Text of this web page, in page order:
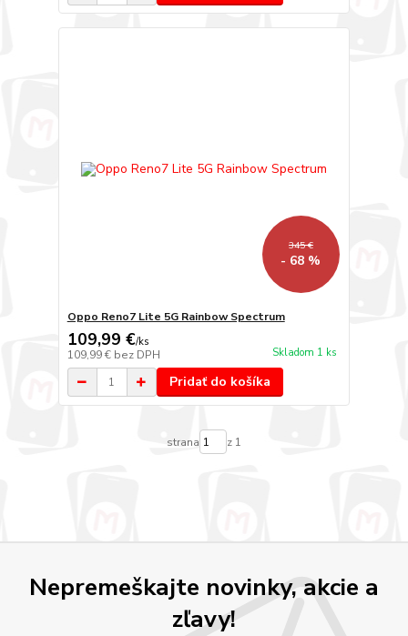
345 €
- 68 %
Oppo Reno7 Lite 5G Rainbow Spectrum
109,99 €/ks
109,99 € bez DPH Skladom 1 ks
Pridať do košíka
strana z 1
Nepremeškajte novinky, akcie a
zľavy!